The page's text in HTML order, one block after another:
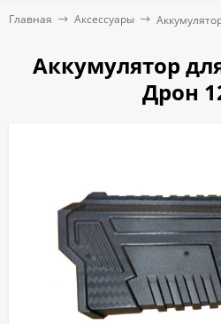
Главная Аксессуары
Аккумулятор
Дрон